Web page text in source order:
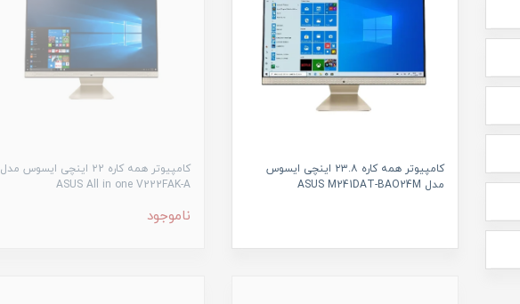
کامپیوتر همه کاره ۲۳.۸ اینچی ایسوس
مدل ASUS M241DAT-BAO24M
کامپیوتر همه کاره ۲2 اینچی ایسوس مدل
ASUS All in one V222FAK-A
ناموجود